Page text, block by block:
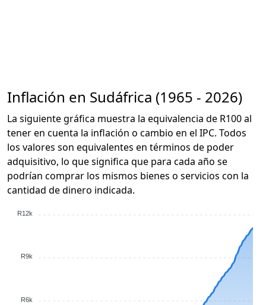
Inflación en Sudáfrica (1965 - 2026)
La siguiente gráfica muestra la equivalencia de R100 al
tener en cuenta la inflación o cambio en el IPC. Todos
los valores son equivalentes en términos de poder
adquisitivo, lo que significa que para cada año se
podrían comprar los mismos bienes o servicios con la
cantidad de dinero indicada.
R12k
R9k
R6k